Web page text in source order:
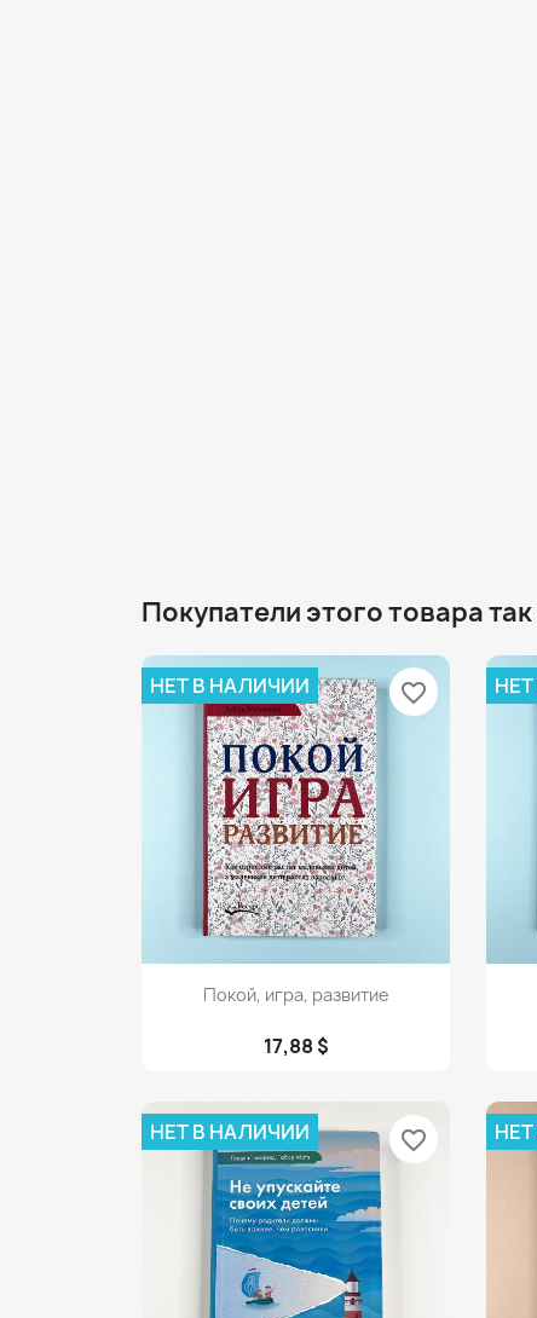
Покупатели этого товара
 Просмотр
Покой, игра, развитие
17,88 $
НЕТ В НАЛИЧИИ favorite_border
НЕТ В НАЛИЧИИ favorite_border